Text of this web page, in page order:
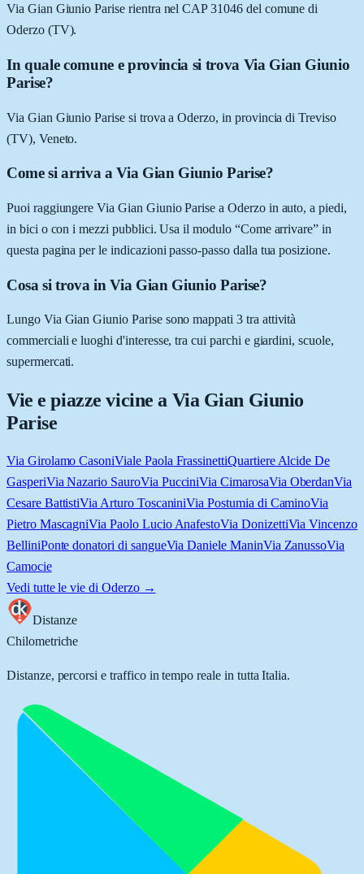
Via Gian Giunio Parise rientra nel CAP 31046 del comune di
Oderzo (TV).
In quale comune e provincia si trova Via Gian Giunio
Parise?
Via Gian Giunio Parise si trova a Oderzo, in provincia di Treviso
(TV), Veneto.
Come si arriva a Via Gian Giunio Parise?
Puoi raggiungere Via Gian Giunio Parise a Oderzo in auto, a piedi,
in bici o con i mezzi pubblici. Usa il modulo “Come arrivare” in
questa pagina per le indicazioni passo-passo dalla tua posizione.
Cosa si trova in Via Gian Giunio Parise?
Lungo Via Gian Giunio Parise sono mappati 3 tra attività
commerciali e luoghi d'interesse, tra cui parchi e giardini, scuole,
supermercati.
Vie e piazze vicine a Via Gian Giunio
Parise
Via Girolamo CasoniViale Paola FrassinettiQuartiere Alcide De
GasperiVia Nazario SauroVia PucciniVia CimarosaVia OberdanVia
Cesare BattistiVia Arturo ToscaniniVia Postumia di CaminoVia
Pietro MascagniVia Paolo Lucio AnafestoVia DonizettiVia Vincenzo
BelliniPonte donatori di sangueVia Daniele ManinVia ZanussoVia
Camocie
Vedi tutte le vie di Oderzo→
Distanze
Chilometriche
Distanze, percorsi e traffico in tempo reale in tutta Italia.